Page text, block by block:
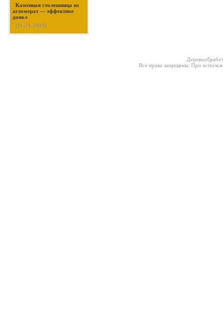
Каменная столешница из
агломерат — эффектное
допол
(11-21-2019)
Все права защищены. При